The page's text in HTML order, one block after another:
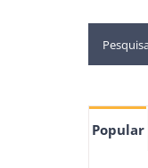
Popular